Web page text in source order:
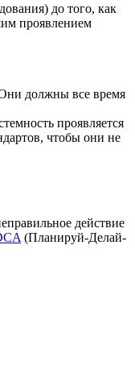
до того, как
проявлением
должны все время
проявляется
чтобы они не
действие
(Планируй-Делай-